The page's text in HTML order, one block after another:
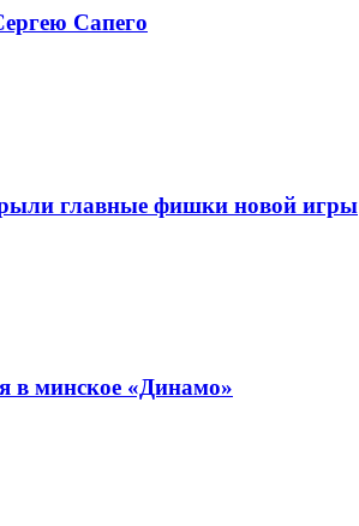
Сапего
главные фишки новой игры
в минское «Динамо»